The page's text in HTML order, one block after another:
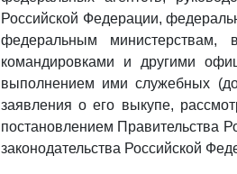
Российской Федерации,
федеральным министерствам,
командировками и другими
выполнением ими служебных
заявления о его выкупе,
постановлением Правительства
законодательства Российской